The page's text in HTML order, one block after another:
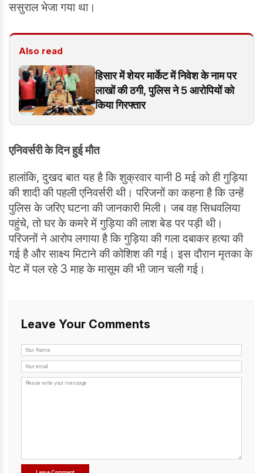
ससुराल भेजा गया था।
Also read
हिसार में शेयर मार्केट में निवेश के नाम पर
लाखों की ठगी, पुलिस ने 5 आरोपियों को
किया गिरफ्तार
एनिवर्सरी के दिन हुई मौत
हालांकि, दुखद बात यह है कि शुक्रवार यानी 8 मई को ही गुड़िया
की शादी की पहली एनिवर्सरी थी। परिजनों का कहना है कि उन्हें
पुलिस के जरिए घटना की जानकारी मिली। जब वह सिधवलिया
पहुंचे, तो घर के कमरे में गुड़िया की लाश बेड पर पड़ी थी।
परिजनों ने आरोप लगाया है कि गुड़िया की गला दबाकर हत्या की
गई है और साक्ष्य मिटाने की कोशिश की गई। इस दौरान मृतका के
पेट में पल रहे 3 माह के मासूम की भी जान चली गई।
Leave Your Comments